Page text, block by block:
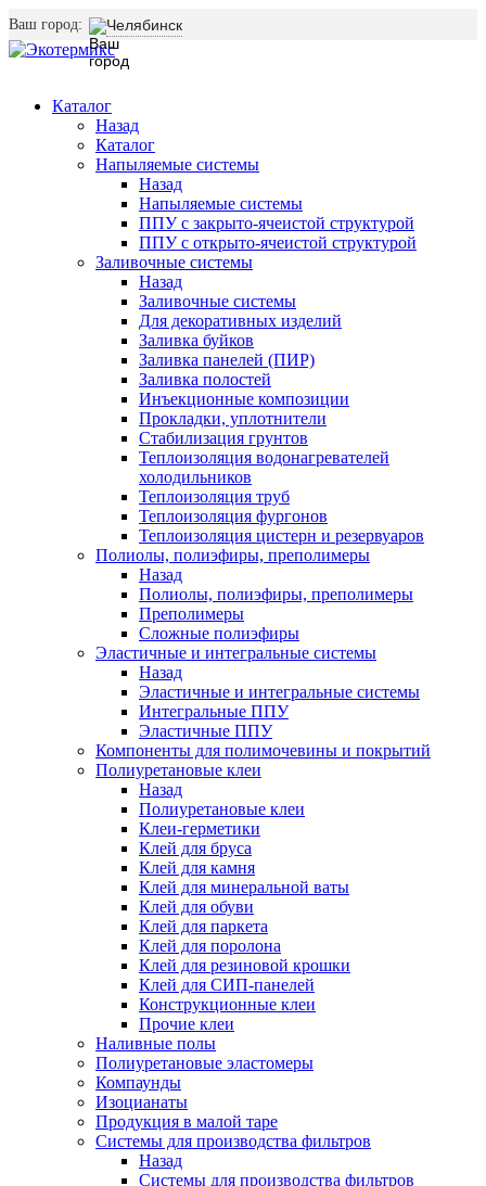
Ваш город: Челябинск
Каталог
Назад
Каталог
Напыляемые системы
Назад
Напыляемые системы
ППУ с закрыто-ячеистой структурой
ППУ с открыто-ячеистой структурой
Заливочные системы
Назад
Заливочные системы
Для декоративных изделий
Заливка буйков
Заливка панелей (ПИР)
Заливка полостей
Инъекционные композиции
Прокладки, уплотнители
Стабилизация грунтов
Теплоизоляция водонагревателей
холодильников
Теплоизоляция труб
Теплоизоляция фургонов
Теплоизоляция цистерн и резервуаров
Полиолы, полиэфиры, преполимеры
Назад
Полиолы, полиэфиры, преполимеры
Преполимеры
Сложные полиэфиры
Эластичные и интегральные системы
Назад
Эластичные и интегральные системы
Интегральные ППУ
Эластичные ППУ
Компоненты для полимочевины и покрытий
Полиуретановые клеи
Назад
Полиуретановые клеи
Клеи-герметики
Клей для бруса
Клей для камня
Клей для минеральной ваты
Клей для обуви
Клей для паркета
Клей для поролона
Клей для резиновой крошки
Клей для СИП-панелей
Конструкционные клеи
Прочие клеи
Наливные полы
Полиуретановые эластомеры
Компаунды
Изоцианаты
Продукция в малой таре
Системы для производства фильтров
Назад
Системы для производства фильтров